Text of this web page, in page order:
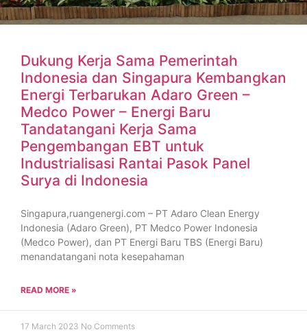
Dukung Kerja Sama Pemerintah
Indonesia dan Singapura Kembangkan
Energi Terbarukan Adaro Green –
Medco Power – Energi Baru
Tandatangani Kerja Sama
Pengembangan EBT untuk
Industrialisasi Rantai Pasok Panel
Surya di Indonesia
Singapura,ruangenergi.com – PT Adaro Clean Energy
Indonesia (Adaro Green), PT Medco Power Indonesia
(Medco Power), dan PT Energi Baru TBS (Energi Baru)
menandatangani nota kesepahaman
READ MORE »
17 March 2023 No Comments